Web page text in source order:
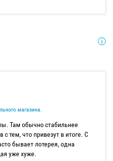
магазина.
Там обычно стабильнее
тем, что привезут в итоге. С
бывает лотерея, одна
уже хуже.